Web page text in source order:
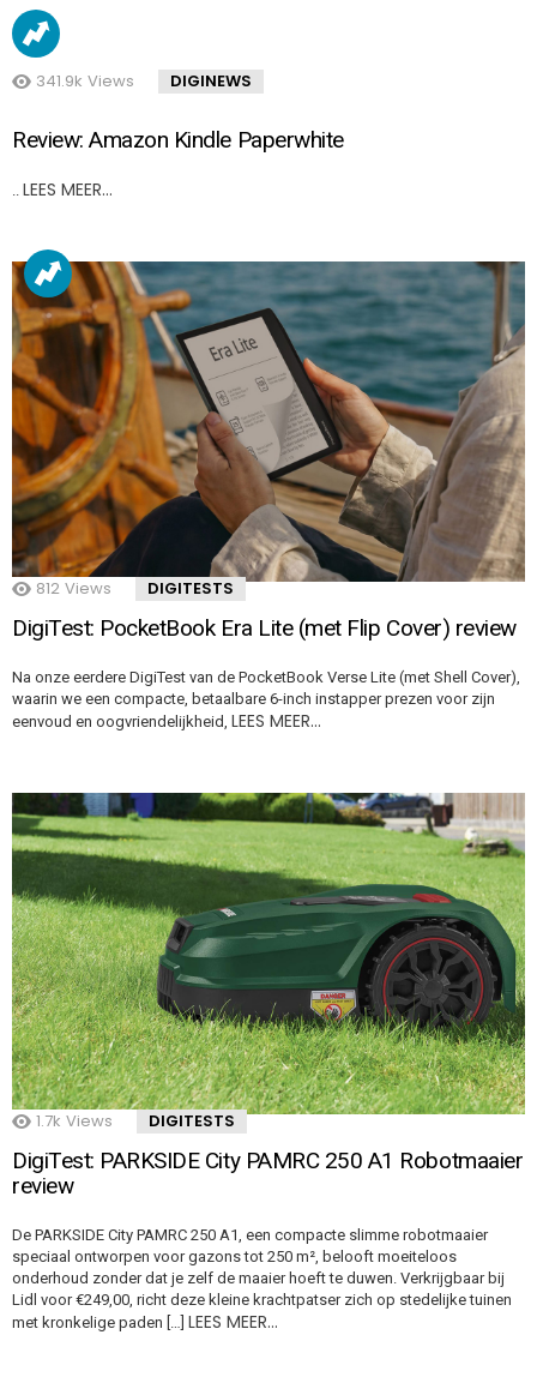
341.9k Views DIGINEWS
Review: Amazon Kindle Paperwhite
LEES MEER…
812 Views DIGITESTS
DigiTest: PocketBook Era Lite (met Flip Cover) review
Na onze eerdere DigiTest van de PocketBook Verse Lite (met Shell Cover),
waarin we een compacte, betaalbare 6-inch instapper prezen voor zijn
eenvoud en oogvriendelijkheid, LEES MEER…
1.7k Views DIGITESTS
DigiTest: PARKSIDE City PAMRC 250 A1 Robotmaaier
review
De PARKSIDE City PAMRC 250 A1, een compacte slimme robotmaaier
speciaal ontworpen voor gazons tot 250 m², belooft moeiteloos
onderhoud zonder dat je zelf de maaier hoeft te duwen. Verkrijgbaar bij
Lidl voor €249,00, richt deze kleine krachtpatser zich op stedelijke tuinen
met kronkelige paden […] LEES MEER…